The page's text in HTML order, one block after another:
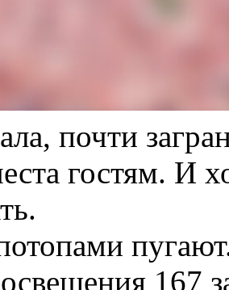
почти
гостям. И
167